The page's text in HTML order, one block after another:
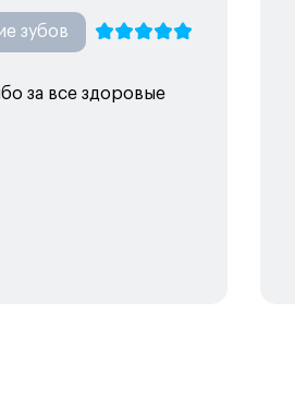
зубов
за все здоровые